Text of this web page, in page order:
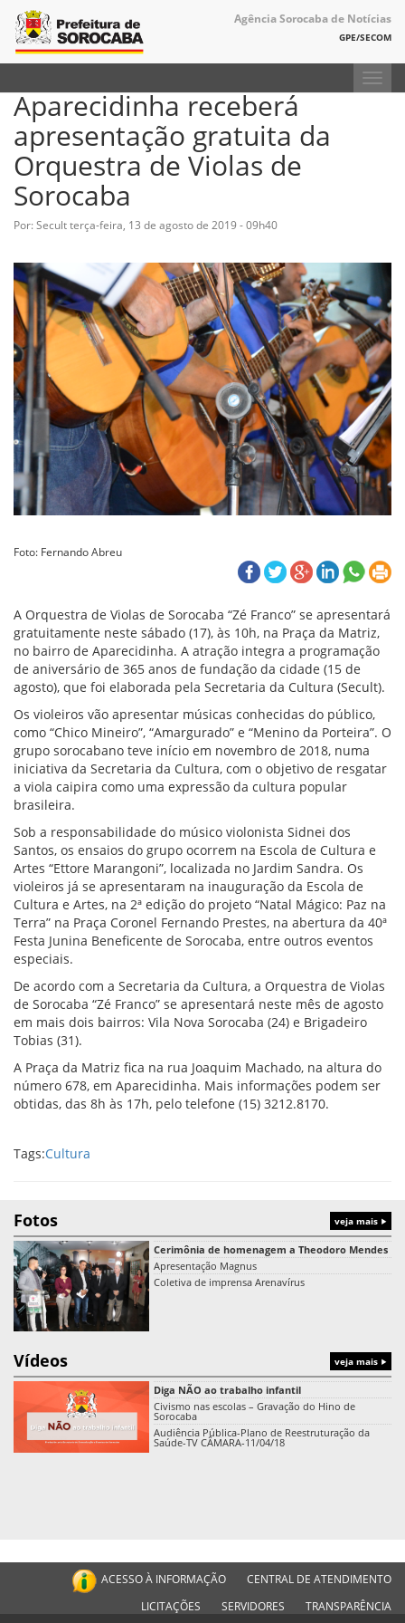
Agência Sorocaba de Notícias
GPE/SECOM
Aparecidinha receberá
apresentação gratuita da
Orquestra de Violas de
Sorocaba
Por: Secultterça-feira, 13 de agosto de 2019 - 09h40
Foto: Fernando Abreu
A Orquestra de Violas de Sorocaba “Zé Franco” se apresentará
gratuitamente neste sábado (17), às 10h, na Praça da Matriz,
no bairro de Aparecidinha. A atração integra a programação
de aniversário de 365 anos de fundação da cidade (15 de
agosto), que foi elaborada pela Secretaria da Cultura (Secult).
Os violeiros vão apresentar músicas conhecidas do público,
como “Chico Mineiro”, “Amargurado” e “Menino da Porteira”. O
grupo sorocabano teve início em novembro de 2018, numa
iniciativa da Secretaria da Cultura, com o objetivo de resgatar
a viola caipira como uma expressão da cultura popular
brasileira.
Sob a responsabilidade do músico violonista Sidnei dos
Santos, os ensaios do grupo ocorrem na Escola de Cultura e
Artes “Ettore Marangoni”, localizada no Jardim Sandra. Os
violeiros já se apresentaram na inauguração da Escola de
Cultura e Artes, na 2ª edição do projeto “Natal Mágico: Paz na
Terra” na Praça Coronel Fernando Prestes, na abertura da 40ª
Festa Junina Beneficente de Sorocaba, entre outros eventos
especiais.
De acordo com a Secretaria da Cultura, a Orquestra de Violas
de Sorocaba “Zé Franco” se apresentará neste mês de agosto
em mais dois bairros: Vila Nova Sorocaba (24) e Brigadeiro
Tobias (31).
A Praça da Matriz fica na rua Joaquim Machado, na altura do
número 678, em Aparecidinha. Mais informações podem ser
obtidas, das 8h às 17h, pelo telefone (15) 3212.8170.
Tags:Cultura
Fotos veja mais
Cerimônia de homenagem a Theodoro Mendes
Apresentação Magnus
Coletiva de imprensa Arenavírus
Vídeos veja mais
Diga NÃO ao trabalho infantil
Civismo nas escolas – Gravação do Hino de
Sorocaba
Audiência Pública-Plano de Reestruturação da
Saúde-TV CÂMARA-11/04/18
ACESSO À INFORMAÇÃO
CENTRAL DE ATENDIMENTO
LICITAÇÕES
SERVIDORES TRANSPARÊNCIA